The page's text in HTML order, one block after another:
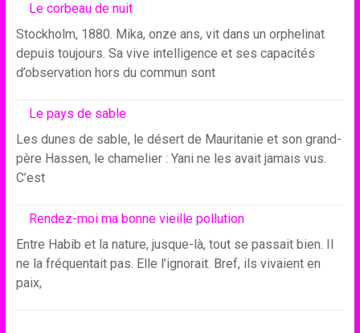
Le corbeau de nuit
Stockholm, 1880. Mika, onze ans, vit dans un orphelinat
depuis toujours. Sa vive intelligence et ses capacités
d’observation hors du commun sont
Le pays de sable
Les dunes de sable, le désert de Mauritanie et son grand-
père Hassen, le chamelier : Yani ne les avait jamais vus.
C’est
Rendez-moi ma bonne vieille pollution
Entre Habib et la nature, jusque-là, tout se passait bien. Il
ne la fréquentait pas. Elle l’ignorait. Bref, ils vivaient en
paix,